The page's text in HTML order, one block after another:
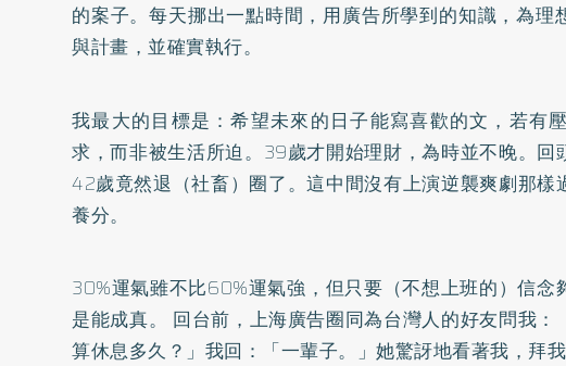
的案子。每天挪出一點時間，用廣告所學到的知識，為理
與計畫，並確實執行。
我最大的目標是：希望未來的日子能寫喜歡的文，若有
求，而非被生活所迫。39歲才開始理財，為時並不晚。回
42歲竟然退（社畜）圈了。這中間沒有上演逆襲爽劇那樣
養分。
30%運氣雖不比60%運氣強，但只要（不想上班的）信念
是能成真。 回台前，上海廣告圈同為台灣人的好友問我：
算休息多久？」我回：「一輩子。」她驚訝地看著我，拜